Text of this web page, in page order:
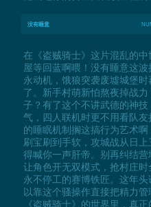
没有睡意
在《盗贼骑士》这片混乱的
屋等回蓝啊喂！没有睡意这
永动机，饿狼突袭废墟城堡
了。新手村萌新怕熬夜掉战
子？有了这个不讲武德的神
气，四人联机时更不用看队
的睡眠机制搁这搞行为艺术
刷宝刷到手软，攻城战从日
得喊你一声肝帝。别再纠结
让角色开无双模式，抢村庄
永不停工的赛博铁匠。这年
以靠这个骚操作直接把精力
《盗贼骑士》的世界里，真